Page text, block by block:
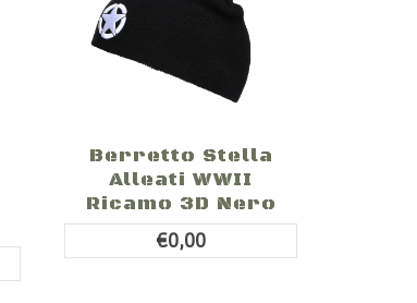
Berretto Stella
Alleati WWII
Ricamo 3D Nero
€0,00